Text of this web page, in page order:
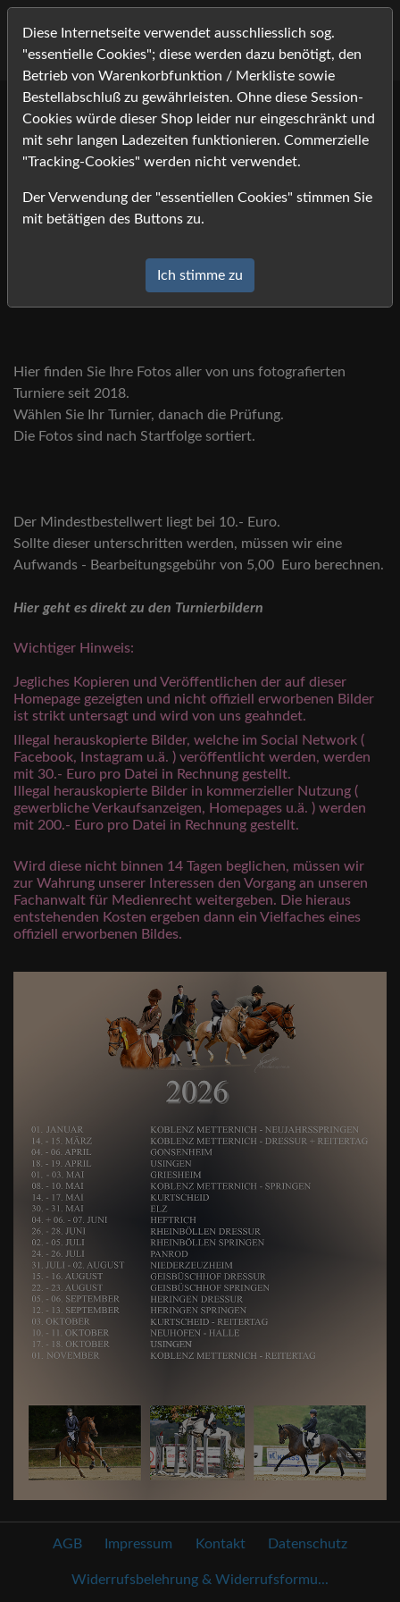
Hier finden Sie Ihre Fotos aller von uns fotografierten
Turniere seit 2018.
Wählen Sie Ihr Turnier, danach die Prüfung.
Die Fotos sind nach Startfolge sortiert.
Der Mindestbestellwert liegt bei 10.- Euro.
Sollte dieser unterschritten werden, müssen wir eine
Aufwands - Bearbeitungsgebühr von 5,00 Euro berechnen.
Hier geht es direkt zu den Turnierbildern
Wichtiger Hinweis:
Jegliches Kopieren und Veröffentlichen der auf dieser
Homepage gezeigten und nicht offiziell erworbenen Bilder
ist strikt untersagt und wird von uns geahndet.
Illegal herauskopierte Bilder, welche im Social Network (
Facebook, Instagram u.ä. ) veröffentlicht werden, werden
mit 30.- Euro pro Datei in Rechnung gestellt.
Illegal herauskopierte Bilder in kommerzieller Nutzung (
gewerbliche Verkaufsanzeigen, Homepages u.ä. ) werden
mit 200.- Euro pro Datei in Rechnung gestellt.
Wird diese nicht binnen 14 Tagen beglichen, müssen wir
zur Wahrung unserer Interessen den Vorgang an unseren
Fachanwalt für Medienrecht weitergeben. Die hieraus
entstehenden Kosten ergeben dann ein Vielfaches eines
offiziell erworbenen Bildes.
Diese Internetseite verwendet ausschliesslich sog.
"essentielle Cookies"; diese werden dazu benötigt, den
Betrieb von Warenkorbfunktion / Merkliste sowie
Bestellabschluß zu gewährleisten. Ohne diese Session-
Cookies würde dieser Shop leider nur eingeschränkt und
mit sehr langen Ladezeiten funktionieren. Commerzielle
"Tracking-Cookies" werden nicht verwendet.
Der Verwendung der "essentiellen Cookies" stimmen Sie
mit betätigen des Buttons zu.
Ich stimme zu
AGB Impressum Kontakt Datenschutz
Widerrufsbelehrung & Widerrufsformu...